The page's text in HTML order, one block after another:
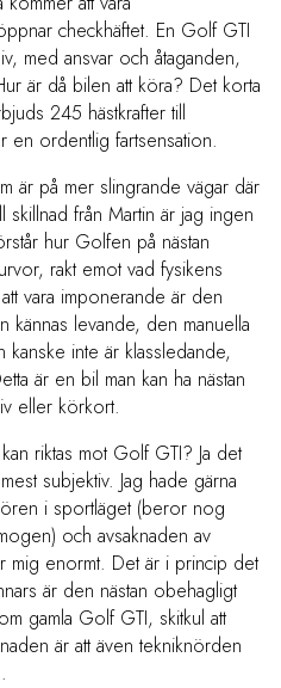
checkhäftet. En Golf GTI
med ansvar och åtaganden,
är då bilen att köra? Det korta
245 hästkrafter till
en ordentlig fartsensation.
är på mer slingrande vägar där
skillnad från Martin är jag ingen
hur Golfen på nästan
rakt emot vad fysikens
vara imponerande är den
kännas levande, den manuella
kanske inte är klassledande,
är en bil man kan ha nästan
eller körkort.
riktas mot Golf GTI? Ja det
subjektiv. Jag hade gärna
i sportläget (beror nog
och avsaknaden av
mig enormt. Det är i princip det
är den nästan obehagligt
gamla Golf GTI, skitkul att
är att även tekniknörden